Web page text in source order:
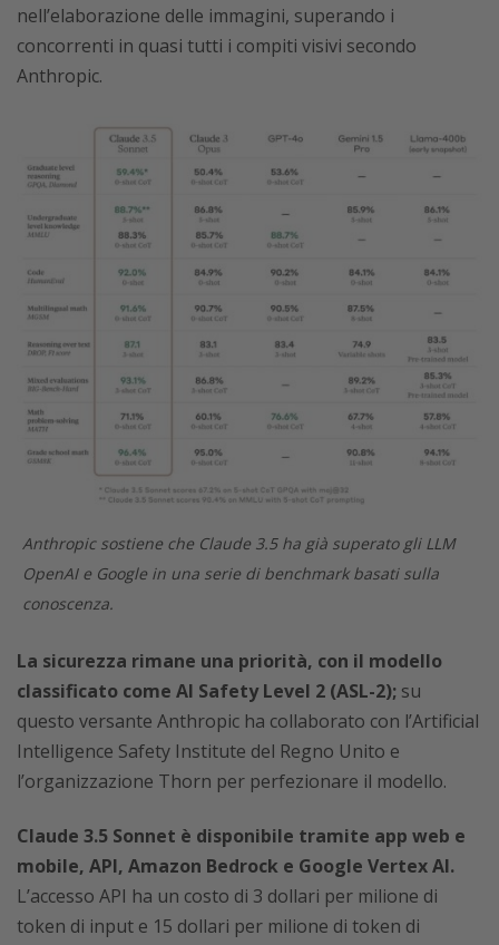
nell’elaborazione delle immagini, superando i
concorrenti in quasi tutti i compiti visivi secondo
Anthropic.
Anthropic sostiene che Claude 3.5 ha già superato gli LLM
OpenAI e Google in una serie di benchmark basati sulla
conoscenza.
La sicurezza rimane una priorità, con il modello
classificato come AI Safety Level 2 (ASL-2); su
questo versante Anthropic ha collaborato con l’Artificial
Intelligence Safety Institute del Regno Unito e
l’organizzazione Thorn per perfezionare il modello.
Claude 3.5 Sonnet è disponibile tramite app web e
mobile, API, Amazon Bedrock e Google Vertex AI.
L’accesso API ha un costo di 3 dollari per milione di
token di input e 15 dollari per milione di token di